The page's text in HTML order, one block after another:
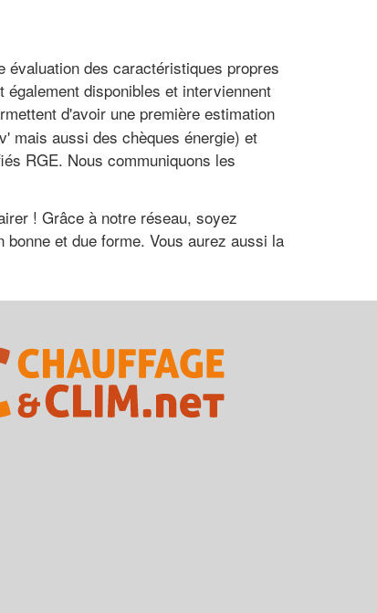
évaluation des caractéristiques propres
disponibles et interviennent
d'avoir une première estimation
mais aussi des chèques énergie) et
RGE. Nous communiquons les
! Grâce à notre réseau, soyez
et due forme. Vous aurez aussi la